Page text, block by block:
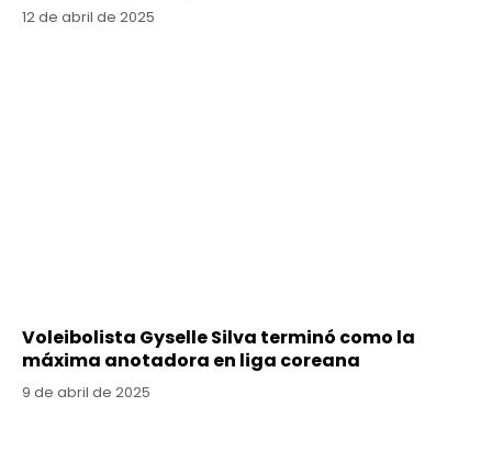
12 de abril de 2025
Voleibolista Gyselle Silva terminó como la
máxima anotadora en liga coreana
9 de abril de 2025